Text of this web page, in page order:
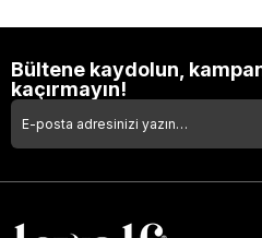
Bültene kaydolun,
kaçırmayın!